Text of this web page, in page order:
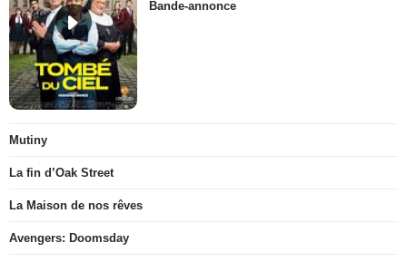
Bande-annonce
Mutiny
La fin d’Oak Street
La Maison de nos rêves
Avengers: Doomsday